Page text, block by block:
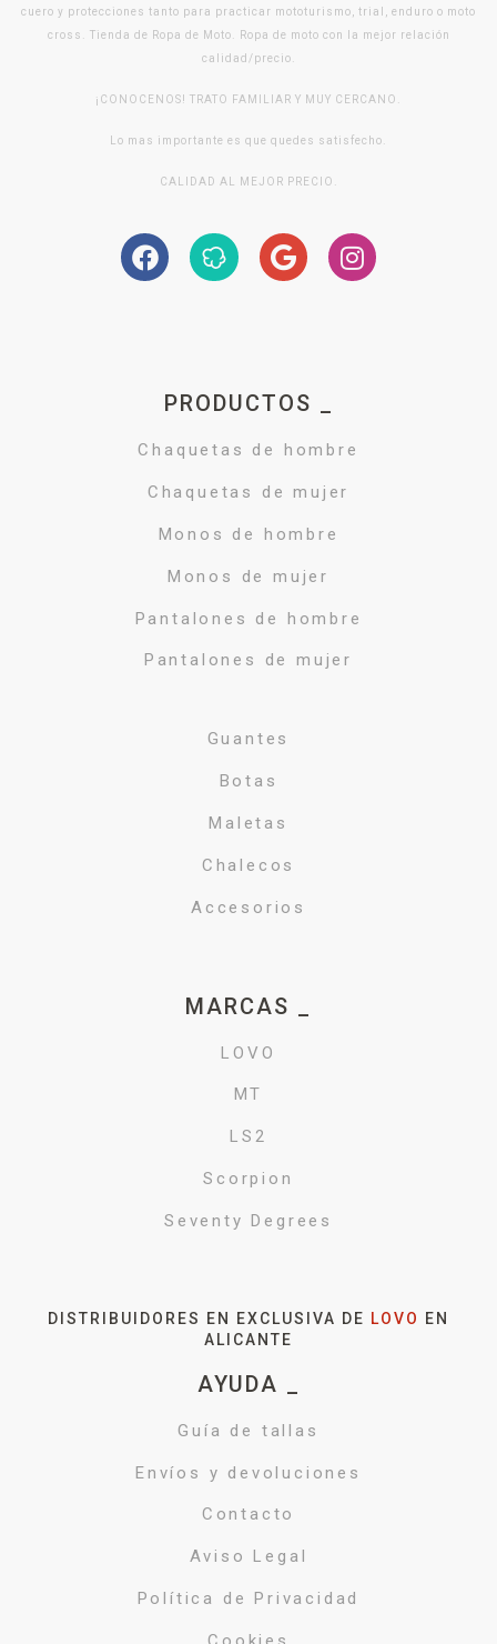
cuero y protecciones tanto para practicar mototurismo, trial, enduro o moto
cross. Tienda de Ropa de Moto. Ropa de moto con la mejor relación
calidad/precio.
¡CONOCENOS! TRATO FAMILIAR Y MUY CERCANO.
Lo mas importante es que quedes satisfecho.
CALIDAD AL MEJOR PRECIO.
PRODUCTOS _
Chaquetas de hombre
Chaquetas de mujer
Monos de hombre
Monos de mujer
Pantalones de hombre
Pantalones de mujer
Guantes
Botas
Maletas
Chalecos
Accesorios
MARCAS _
LOVO
MT
LS2
Scorpion
Seventy Degrees
DISTRIBUIDORES EN EXCLUSIVA DE LOVO
EN
ALICANTE
AYUDA _
Guía de tallas
Envíos y devoluciones
Contacto
Aviso Legal
Política de Privacidad